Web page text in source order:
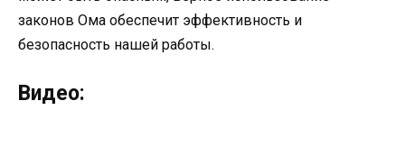
законов Ома обеспечит эффективность и
безопасность нашей работы.
Видео: